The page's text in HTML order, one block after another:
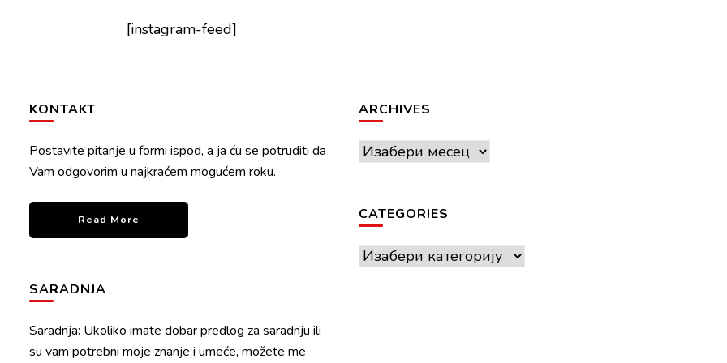
[instagram-feed]
KONTAKT
Postavite pitanje u formi ispod, a ja ću se potruditi da
Vam odgovorim u najkraćem mogućem roku.
Read More
SARADNJA
Saradnja: Ukoliko imate dobar predlog za saradnju ili
su vam potrebni moje znanje i umeće, možete me
ARCHIVES
Archives
CATEGORIES
Categories